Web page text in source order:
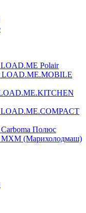
Polair
LOAD.ME.MOBILE
Полюс
МХМ (Марихолодмаш)